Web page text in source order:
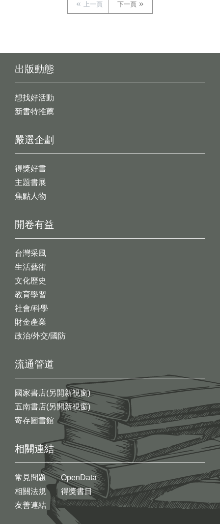
上一頁 下一頁
出版動態
想找好活動
新書特推薦
開卷有益
台灣采風
生活藝術
文化歷史
教育學習
社會/科學
財金產業
政治/外交/國防
嚴選企劃
得獎好書
主題書展
焦點人物
流通管道
國家書店(另開新視窗)
五南書店(另開新視窗)
寄存圖書館
相關連結
常見問題
相關法規
友善連結
OpenData
得獎書目